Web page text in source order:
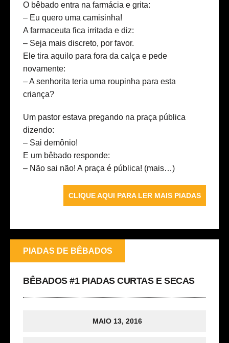
O bêbado entra na farmácia e grita:
– Eu quero uma camisinha!
A farmaceuta fica irritada e diz:
– Seja mais discreto, por favor.
Ele tira aquilo para fora da calça e pede
novamente:
– A senhorita teria uma roupinha para esta
criança?
Um pastor estava pregando na praça pública
dizendo:
– Sai demônio!
E um bêbado responde:
– Não sai não! A praça é pública! (mais…)
CLIQUE AQUI PARA LER MAIS PIADAS
PIADAS DE BÊBADOS
BÊBADOS #1 PIADAS CURTAS E SECAS
MAIO 13, 2016